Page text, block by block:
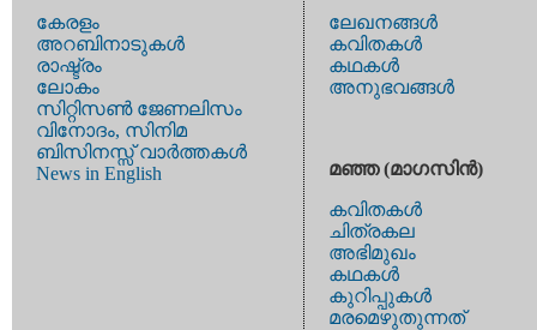
കേരളം
അറബിനാടുകള്‍
രാഷ്ട്രം
ലോകം
സിറ്റിസണ്‍ ജേണലിസം
വിനോദം, സിനിമ
ബിസിനസ്സ് വാര്‍ത്തകള്‍
News in English
ലേഖനങ്ങള്‍
കവിതകള്‍
കഥകള്‍
അനുഭവങ്ങള്‍
മഞ്ഞ (മാഗസിന്‍)
കവിതകള്‍
ചിത്രകല
അഭിമുഖം
കഥകള്‍
കുറിപ്പുകള്‍
മരമെഴുതുന്നത്